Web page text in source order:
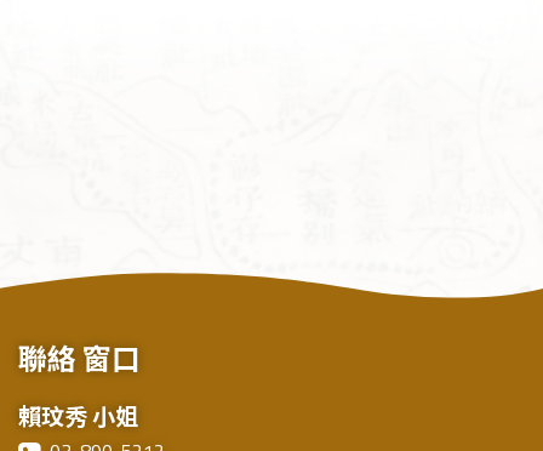
聯絡窗口
賴玟秀 小姐